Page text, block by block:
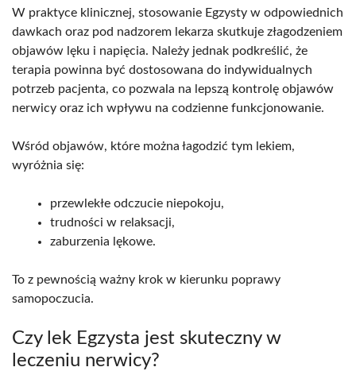
W praktyce klinicznej, stosowanie Egzysty w odpowiednich
dawkach oraz pod nadzorem lekarza skutkuje złagodzeniem
objawów lęku i napięcia. Należy jednak podkreślić, że
terapia powinna być dostosowana do indywidualnych
potrzeb pacjenta, co pozwala na lepszą kontrolę objawów
nerwicy oraz ich wpływu na codzienne funkcjonowanie.
Wśród objawów, które można łagodzić tym lekiem,
wyróżnia się:
przewlekłe odczucie niepokoju,
trudności w relaksacji,
zaburzenia lękowe.
To z pewnością ważny krok w kierunku poprawy
samopoczucia.
Czy lek Egzysta jest skuteczny w
leczeniu nerwicy?